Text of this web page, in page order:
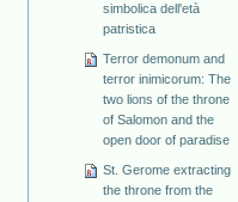
simbolica dell'età
patristica
Terror demonum and
terror inimicorum: The
two lions of the throne
of Salomon and the
open door of paradise
St. Gerome extracting
the throne from the